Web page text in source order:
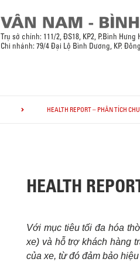
Trụ sở chính: 111/2, ĐS18, KP2, P.Bình Hưng
Chi nhánh: 79/4 Đại Lộ Bình Dương, KP.
HEALTH REPORT – PHÂN TÍCH
HEALTH
Với mục tiêu tối đa hóa
xe) và hỗ trợ khách hàng
của xe, từ đó đảm bảo